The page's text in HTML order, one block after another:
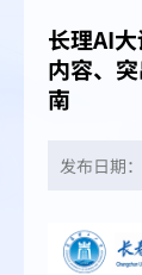
长理AI
内容、
南
发布日期